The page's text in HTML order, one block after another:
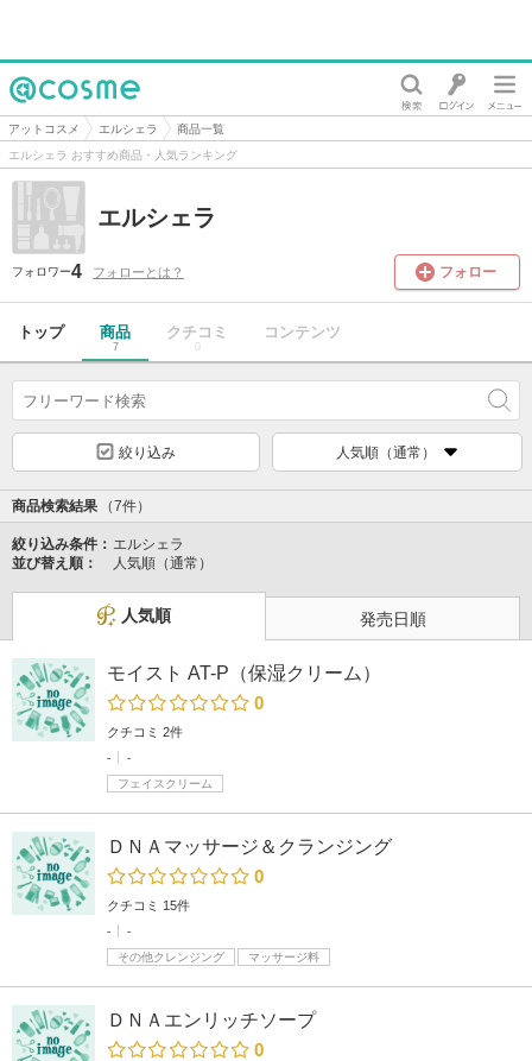
@cosme
アットコスメ エルシェラ
商品一覧
エルシェラ おすすめ商品・人気ランキング
エルシェラ
フォロワー4 フォローとは？ フォロー
トップ 商品
7
クチコミ
0
コンテンツ
絞り込み 人気順（通常）
商品検索結果 （7件）
絞り込み条件： エルシェラ
並び替え順：
人気順（通常）
人気順 発売日順
モイスト AT-P（保湿クリーム）
0
クチコミ 2件
-
-
フェイスクリーム
ＤＮＡマッサージ＆クランジング
0
クチコミ 15件
-
-
その他クレンジング
マッサージ料
ＤＮＡエンリッチソープ
0